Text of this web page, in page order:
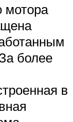
мотора
более
в